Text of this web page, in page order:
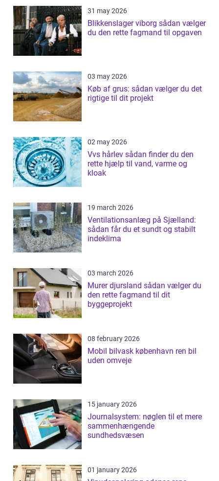
31 may 2026
Blikkenslager viborg sådan vælger
du den rette fagmand til opgaven
03 may 2026
Køb af grus: sådan vælger du det
rigtige til dit projekt
02 may 2026
Vvs hårlev sådan finder du den
rette hjælp til vand, varme og
kloak
19 march 2026
Ventilationsanlæg på Sjælland:
sådan får du et sundt og stabilt
indeklima
03 march 2026
Murer djursland sådan vælger du
den rette fagmand til dit
byggeprojekt
08 february 2026
Mobil bilvask københavn ren bil
uden omveje
15 january 2026
Journalsystem: nøglen til et mere
sammenhængende
sundhedsvæsen
01 january 2026